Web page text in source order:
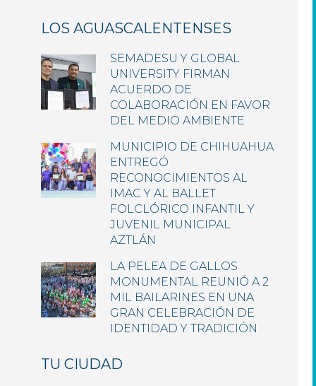
LOS AGUASCALENTENSES
SEMADESU Y GLOBAL
UNIVERSITY FIRMAN
ACUERDO DE
COLABORACIÓN EN FAVOR
DEL MEDIO AMBIENTE
MUNICIPIO DE CHIHUAHUA
ENTREGÓ
RECONOCIMIENTOS AL
IMAC Y AL BALLET
FOLCLÓRICO INFANTIL Y
JUVENIL MUNICIPAL
AZTLÁN
LA PELEA DE GALLOS
MONUMENTAL REUNIÓ A 2
MIL BAILARINES EN UNA
GRAN CELEBRACIÓN DE
IDENTIDAD Y TRADICIÓN
TU CIUDAD